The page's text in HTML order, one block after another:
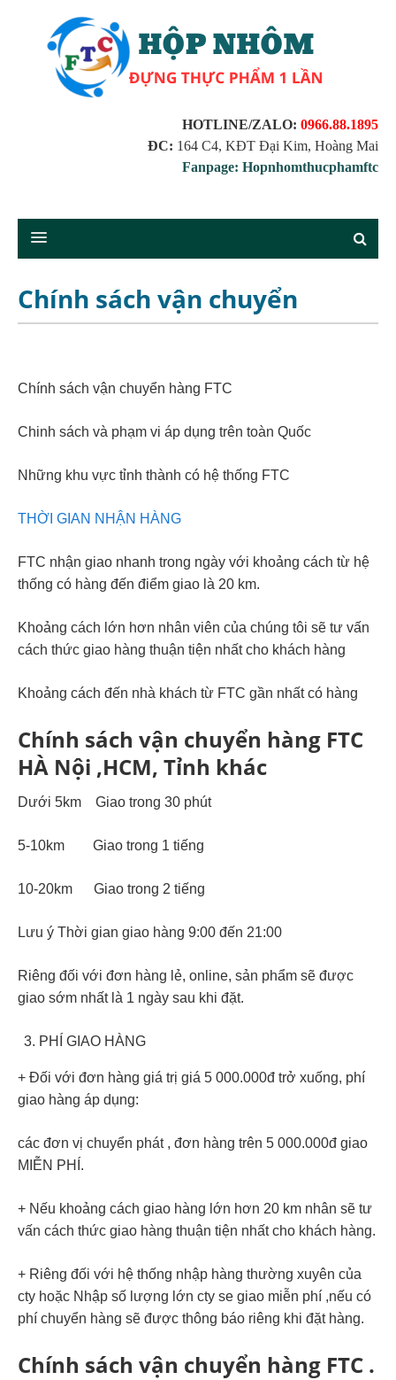
HOTLINE/ZALO: 0966.88.1895
ĐC: 164 C4, KĐT Đại Kim, Hoàng Mai
Fanpage: Hopnhomthucphamftc
Chính sách vận chuyển
Chính sách vận chuyển hàng FTC
Chinh sách và phạm vi áp dụng trên toàn Quốc
Những khu vực tỉnh thành có hệ thống FTC
THỜI GIAN NHẬN HÀNG
FTC nhận giao nhanh trong ngày với khoảng cách từ hệ
thống có hàng đến điểm giao là 20 km.
Khoảng cách lớn hơn nhân viên của chúng tôi sẽ tư vấn
cách thức giao hàng thuận tiện nhất cho khách hàng
Khoảng cách đến nhà khách từ FTC gần nhất có hàng
Chính sách vận chuyển hàng FTC
HÀ Nội ,HCM, Tỉnh khác
Dưới 5km Giao trong 30 phút
5-10km Giao trong 1 tiếng
10-20km Giao trong 2 tiếng
Lưu ý Thời gian giao hàng 9:00 đến 21:00
Riêng đối với đơn hàng lẻ, online, sản phẩm sẽ được
giao sớm nhất là 1 ngày sau khi đặt.
PHÍ GIAO HÀNG
+ Đối với đơn hàng giá trị giá 5 000.000đ trở xuống, phí
giao hàng áp dụng:
các đơn vị chuyển phát , đơn hàng trên 5 000.000đ giao
MIỄN PHÍ.
+ Nếu khoảng cách giao hàng lớn hơn 20 km nhân sẽ tư
vấn cách thức giao hàng thuận tiện nhất cho khách hàng.
+ Riêng đối với hệ thống nhập hàng thường xuyên của
cty hoặc Nhập số lượng lớn cty se giao miễn phí ,nếu có
phí chuyển hàng sẽ được thông báo riêng khi đặt hàng.
Chính sách vận chuyển hàng FTC .